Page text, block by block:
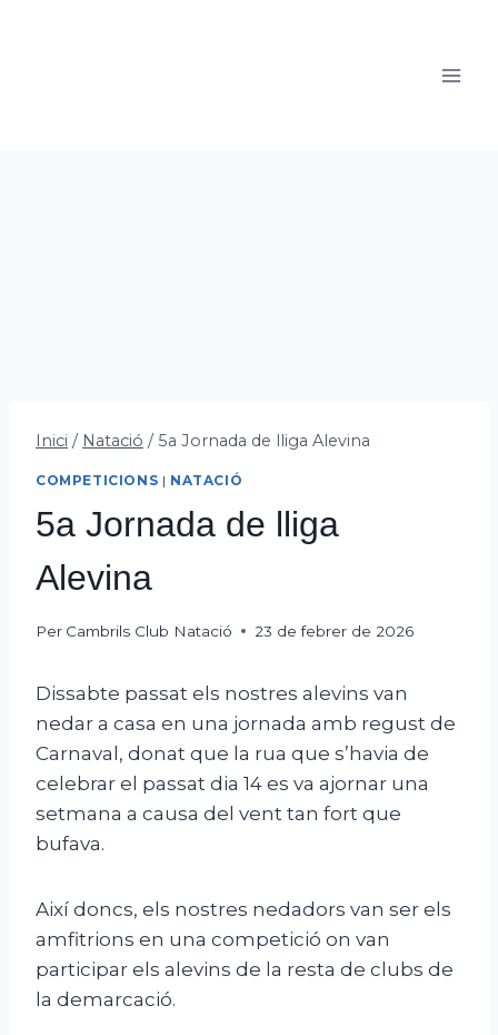
Inici / Natació / 5a Jornada de lliga Alevina
COMPETICIONS | NATACIÓ
5a Jornada de lliga
Alevina
Per Cambrils Club Natació 23 de febrer de 2026
Dissabte passat els nostres alevins van
nedar a casa en una jornada amb regust de
Carnaval, donat que la rua que s’havia de
celebrar el passat dia 14 es va ajornar una
setmana a causa del vent tan fort que
bufava.
Així doncs, els nostres nedadors van ser els
amfitrions en una competició on van
participar els alevins de la resta de clubs de
la demarcació.